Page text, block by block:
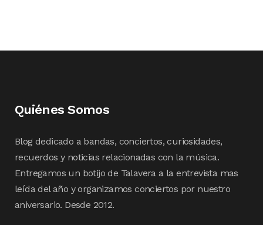
Quiénes Somos
Blog dedicado a bandas, conciertos, curiosidades,
recuerdos y noticias relacionadas con la música.
Entregamos un botijo de Talavera a la entrevista mas
leída del año y organizamos conciertos por nuestro
aniversario. Desde 2012.